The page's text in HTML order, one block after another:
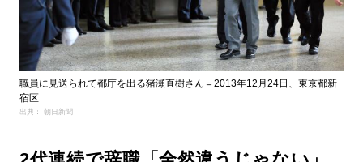
職員に見送られて都庁を出る猪瀬直樹さん＝2013年12月24日、東京都新
宿区
出典： 朝日新聞